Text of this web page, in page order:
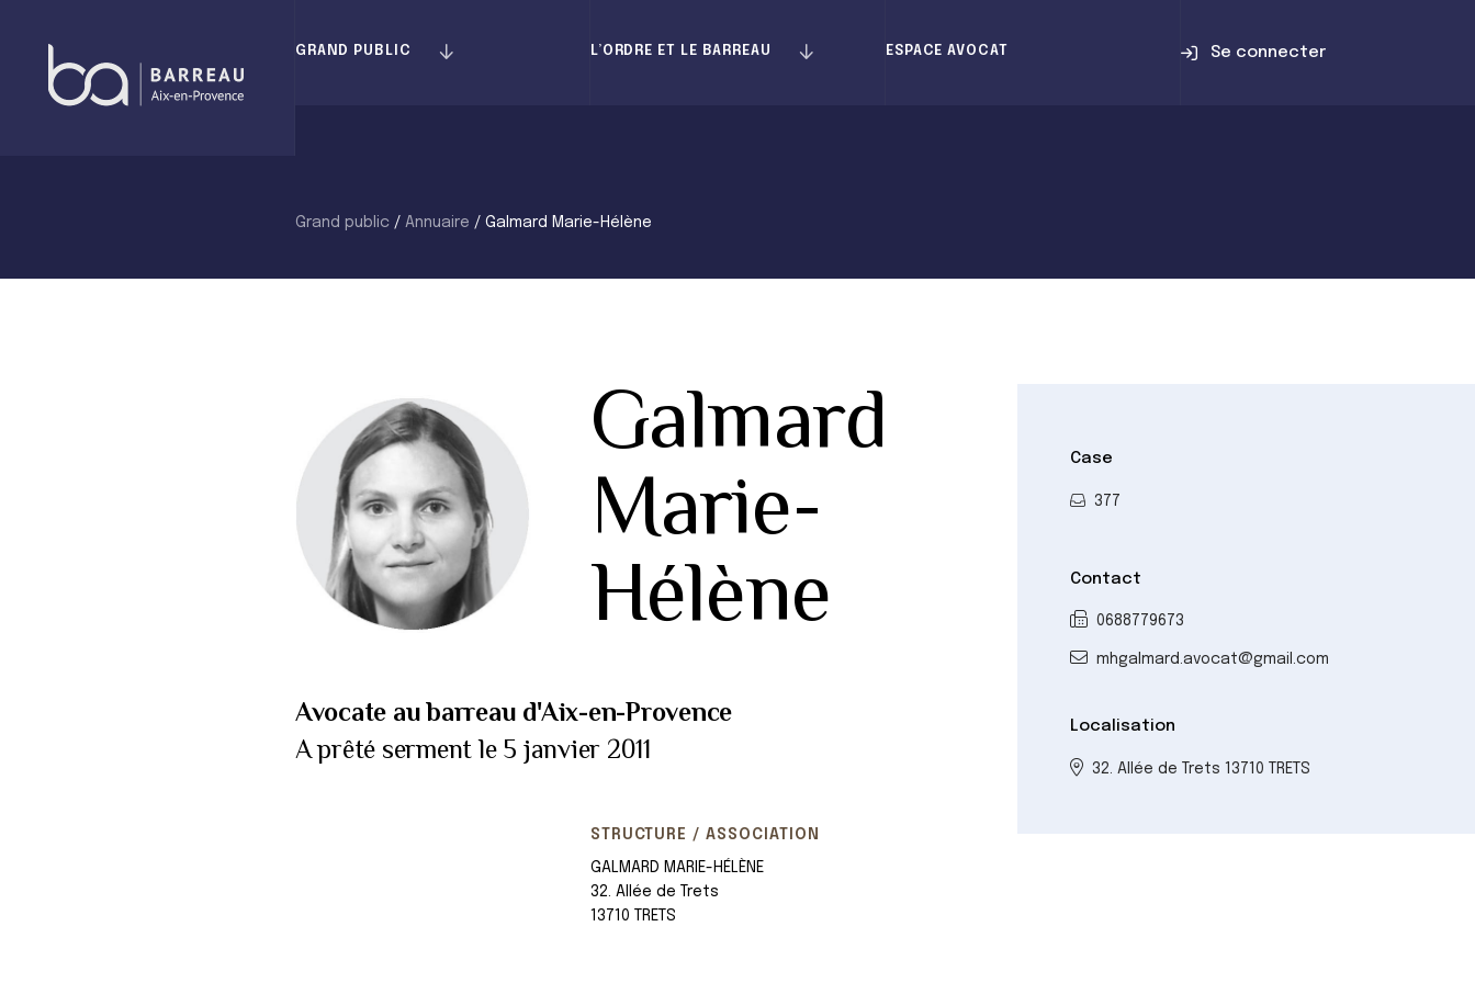
content
GRAND PUBLIC L’ORDRE ET LE BARREAU ESPACE AVOCAT Se connecter
Grand public/ Annuaire / Galmard Marie-Hélène
Galmard
Marie-
Hélène
Avocate au barreau d'Aix-en-Provence
A prêté serment le 5 janvier 2011
STRUCTURE / ASSOCIATION
GALMARD MARIE-HÉLÈNE
32. Allée de Trets
13710 TRETS
Case
377
Contact
0688779673
mhgalmard.avocat@gmail.com
Localisation
32. Allée de Trets 13710 TRETS